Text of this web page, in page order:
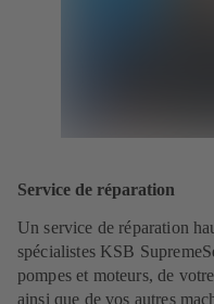
Service de réparation
Un service de réparation
spécialistes KSB
pompes et moteurs, de
ainsi que de vos autres